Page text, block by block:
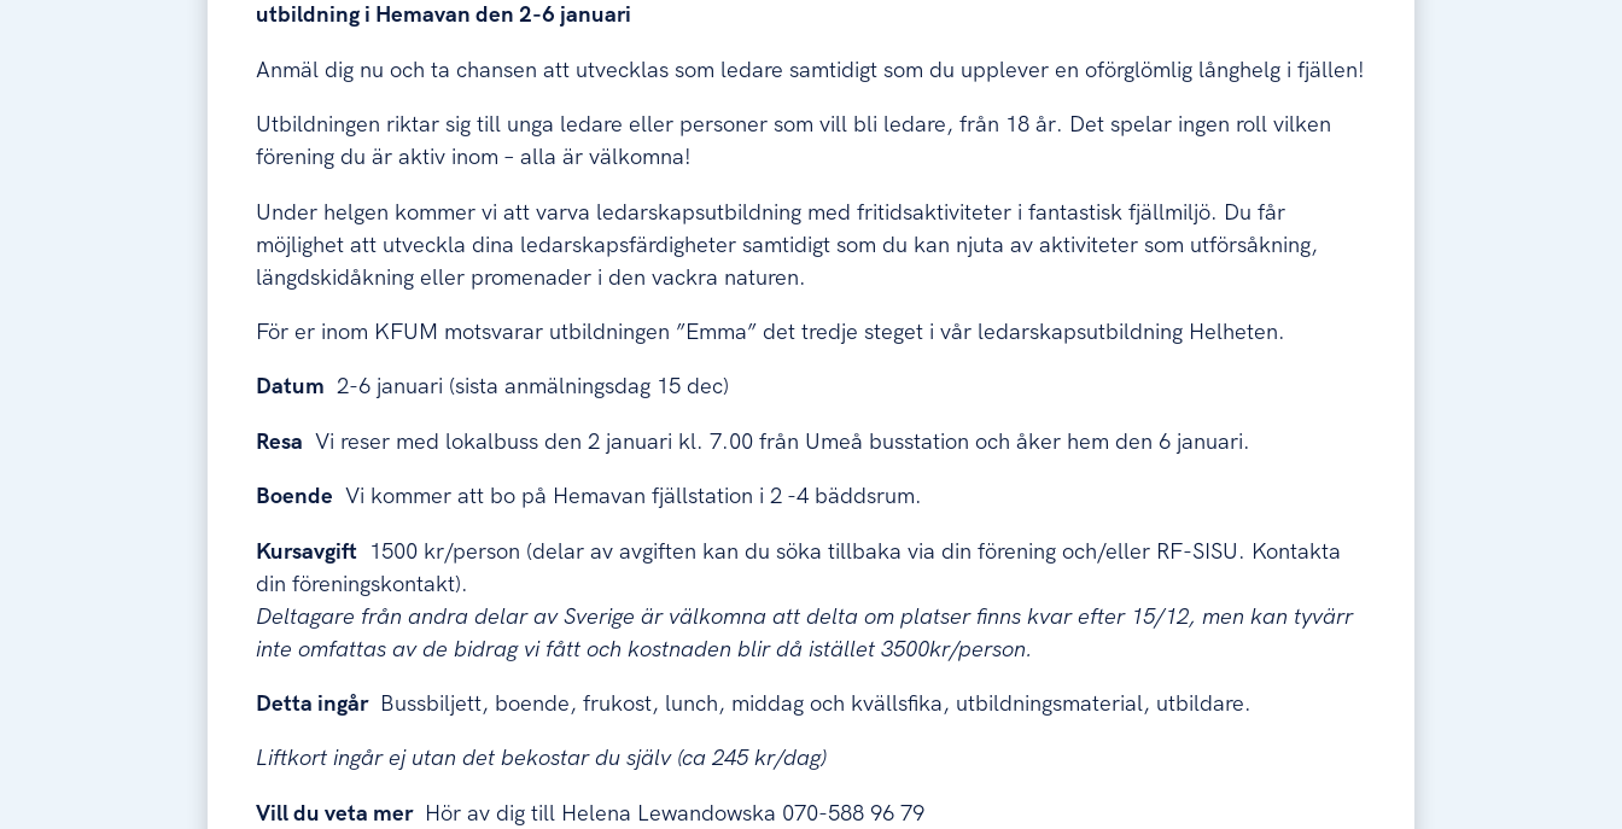
utbildning i Hemavan den 2-6 januari
Anmäl dig nu och ta chansen att utvecklas som ledare samtidigt som du upplever en oförglömlig långhelg i fjällen!
Utbildningen riktar sig till unga ledare eller personer som vill bli ledare, från 18 år. Det spelar ingen roll vilken
förening du är aktiv inom – alla är välkomna!
Under helgen kommer vi att varva ledarskapsutbildning med fritidsaktiviteter i fantastisk fjällmiljö. Du får
möjlighet att utveckla dina ledarskapsfärdigheter samtidigt som du kan njuta av aktiviteter som utförsåkning,
längdskidåkning eller promenader i den vackra naturen.
För er inom KFUM motsvarar utbildningen ”Emma” det tredje steget i vår ledarskapsutbildning Helheten.
Datum 2-6 januari (sista anmälningsdag 15 dec)
Resa Vi reser med lokalbuss den 2 januari kl. 7.00 från Umeå busstation och åker hem den 6 januari.
Boende Vi kommer att bo på Hemavan fjällstation i 2 -4 bäddsrum.
Kursavgift 1500 kr/person (delar av avgiften kan du söka tillbaka via din förening och/eller RF-SISU. Kontakta
din föreningskontakt).
Deltagare från andra delar av Sverige är välkomna att delta om platser finns kvar efter 15/12, men kan tyvärr
inte omfattas av de bidrag vi fått och kostnaden blir då istället 3500kr/person.
Detta ingår Bussbiljett, boende, frukost, lunch, middag och kvällsfika, utbildningsmaterial, utbildare.
Liftkort ingår ej utan det bekostar du själv (ca 245 kr/dag)
Vill du veta merHör av dig till Helena Lewandowska 070-588 96 79